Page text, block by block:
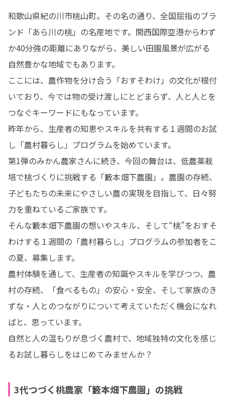
和歌山県紀の川市桃山町。その名の通り、全国屈指のブラ
ンド「あら川の桃」の名産地です。関西国際空港からわず
か40分強の距離にありながら、美しい田園風景が広がる
自然豊かな地域でもあります。
ここには、農作物を分け合う「おすそわけ」の文化が根付
いており、今では物の受け渡しにとどまらず、人と人とを
つなぐキーワードにもなっています。
昨年から、生産者の知恵やスキルを共有する１週間のお試
し「農村暮らし」プログラムを始めています。
第1弾のみかん農家さんに続き、今回の舞台は、低農薬栽
培で桃づくりに挑戦する「籔本畑下農園」。農園の存続、
子どもたちの未来にやさしい農の実現を目指して、日々努
力を重ねているご家族です。
そんな籔本畑下農園の想いやスキル、そして“桃”をおすそ
わけする１週間の「農村暮らし」プログラムの参加者をこ
の夏、募集します。
農村体験を通して、生産者の知識やスキルを学びつつ、農
村の存続、「食べるもの」の安心・安全、そして家族のき
ずな・人とのつながりについて考えていただく機会になれ
ばと、思っています。
自然と人の温もりが息づく農村で、地域独特の文化を感じ
るお試し暮らしをはじめてみませんか？
3代つづく桃農家「籔本畑下農園」の挑戦